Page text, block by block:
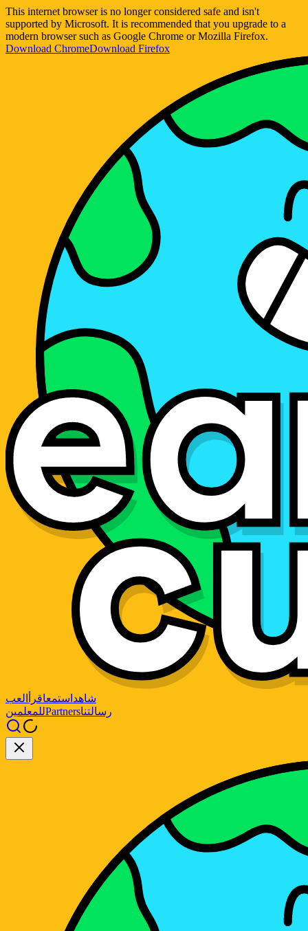
This internet browser is no longer considered safe and isn't
supported by Microsoft. It is recommended that you upgrade to a
modern browser such as Google Chrome or Mozilla Firefox.
Download ChromeDownload Firefox
شاهد استمعاقرأ
العب
للمعلمينPartnersرسالتنا